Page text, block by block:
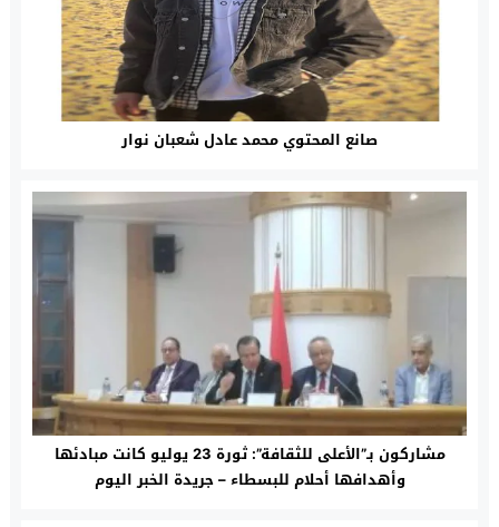
صانع المحتوي محمد عادل شعبان نوار
مشاركون بـ”الأعلى للثقافة”: ثورة 23 يوليو كانت مبادئها
وأهدافها أحلام للبسطاء – جريدة الخبر اليوم